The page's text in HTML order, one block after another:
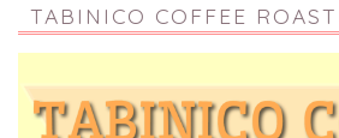
TABINICO COFFEE